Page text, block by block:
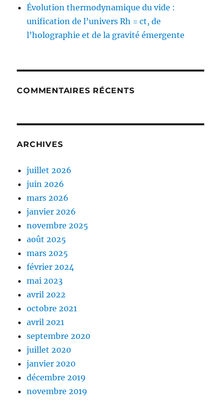
Évolution thermodynamique du vide :
unification de l’univers Rh = ct, de
l’holographie et de la gravité émergente
COMMENTAIRES RÉCENTS
ARCHIVES
juillet 2026
juin 2026
mars 2026
janvier 2026
novembre 2025
août 2025
mars 2025
février 2024
mai 2023
avril 2022
octobre 2021
avril 2021
septembre 2020
juillet 2020
janvier 2020
décembre 2019
novembre 2019